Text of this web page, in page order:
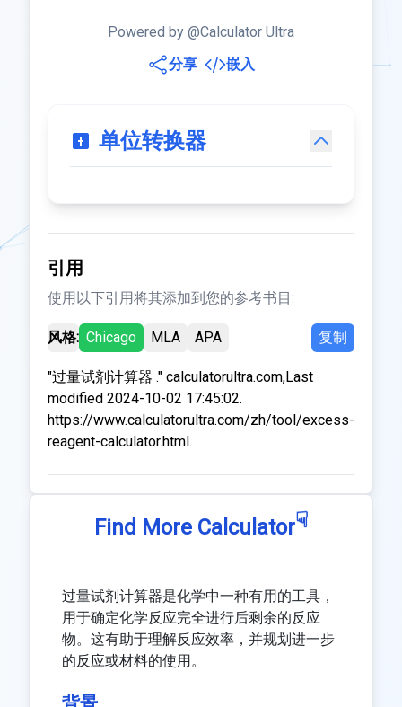
Powered by @Calculator Ultra
分享
嵌入
单位转换器
引用
使用以下引用将其添加到您的参考书目:
风格: Chicago MLA APA 复制
"过量试剂计算器 ." calculatorultra.com,Last
modified 2024-10-02 17:45:02.
https://www.calculatorultra.com/zh/tool/excess-
reagent-calculator.html.
Find More Calculator☟
过量试剂计算器是化学中一种有用的工具，
用于确定化学反应完全进行后剩余的反应
物。这有助于理解反应效率，并规划进一步
的反应或材料的使用。